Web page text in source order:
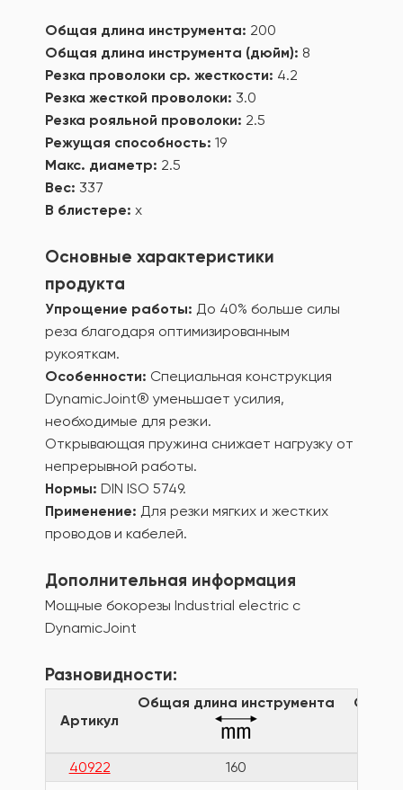
Общая длина инструмента: 200
Общая длина инструмента (дюйм): 8
Резка проволоки ср. жесткости: 4.2
Резка жесткой проволоки: 3.0
Резка рояльной проволоки: 2.5
Режущая способность: 19
Макс. диаметр: 2.5
Вес: 337
В блистере: x
Основные характеристики
продукта
Упрощение работы: До 40% больше силы
реза благодаря оптимизированным
рукояткам.
Особенности: Специальная конструкция
DynamicJoint® уменьшает усилия,
необходимые для резки.
Открывающая пружина снижает нагрузку от
непрерывной работы.
Нормы: DIN ISO 5749.
Применение: Для резки мягких и жестких
проводов и кабелей.
Дополнительная информация
Мощные бокорезы Industrial electric с
DynamicJoint
Разновидности:
Артикул
Общая длина инструмента Общая
40922
160